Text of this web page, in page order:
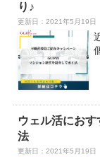
り♪
更新日：2021年5月19日
ウェル活にお
法
更新日：2021年5月19日